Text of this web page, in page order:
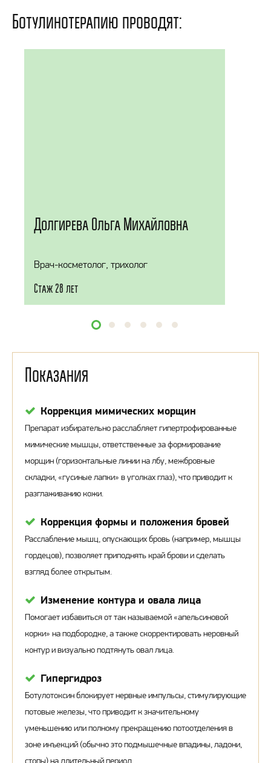
Ботулинотерапию проводят:
Долгирева Ольга Михайловна
Врач-косметолог, трихолог
Стаж 28 лет
Показания
Коррекция мимических морщин
Препарат избирательно расслабляет гипертрофированные
мимические мышцы, ответственные за формирование
морщин (горизонтальные линии на лбу, межбровные
складки, «гусиные лапки» в уголках глаз), что приводит к
разглаживанию кожи.
Коррекция формы и положения бровей
Расслабление мышц, опускающих бровь (например, мышцы
гордецов), позволяет приподнять край брови и сделать
взгляд более открытым.
Изменение контура и овала лица
Помогает избавиться от так называемой «апельсиновой
корки» на подбородке, а также скорректировать неровный
контур и визуально подтянуть овал лица.
Гипергидроз
Ботулотоксин блокирует нервные импульсы, стимулирующие
потовые железы, что приводит к значительному
уменьшению или полному прекращению потоотделения в
зоне инъекций (обычно это подмышечные впадины, ладони,
стопы) на длительный период.